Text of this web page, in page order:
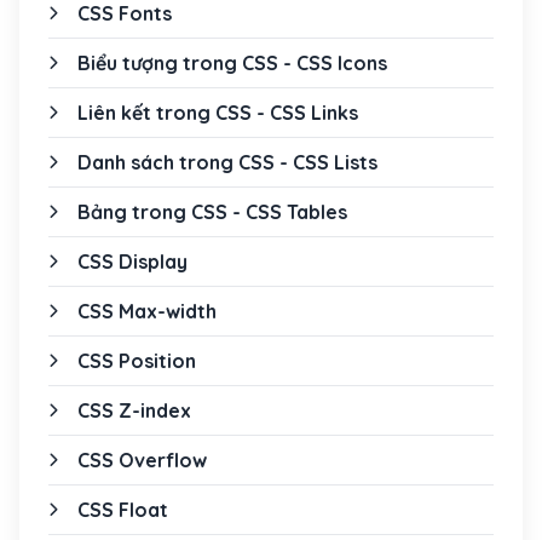
CSS Fonts
Biểu tượng trong CSS - CSS Icons
Liên kết trong CSS - CSS Links
Danh sách trong CSS - CSS Lists
Bảng trong CSS - CSS Tables
CSS Display
CSS Max-width
CSS Position
CSS Z-index
CSS Overflow
CSS Float